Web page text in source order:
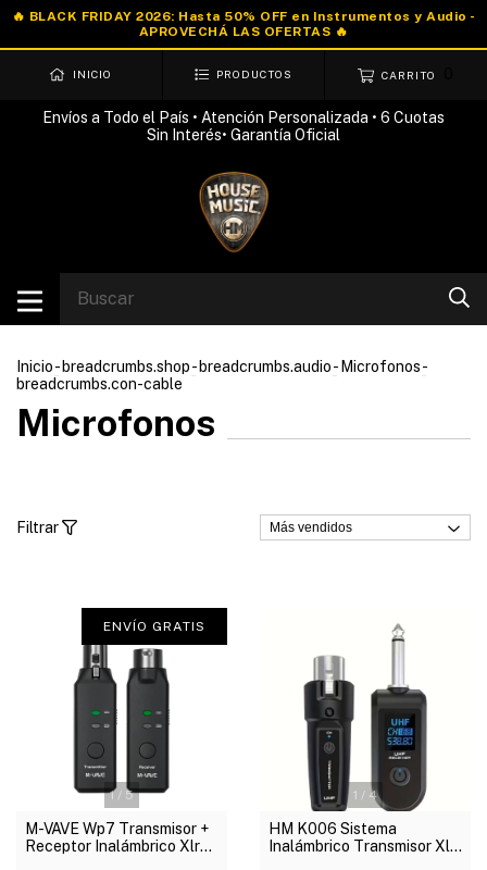
INICIO PRODUCTOS CARRITO
Envíos a Todo el País • Atención Personalizada • 6 Cuotas
Sin Interés• Garantía Oficial
Inicio- breadcrumbs.shop- breadcrumbs.audio- Microfonos-
breadcrumbs.con-cable
Microfonos
Filtrar
1/ 5
ENVÍO GRATIS
M-VAVE Wp7 Transmisor +
Receptor Inalámbrico Xlr
1 / 4
HM K006 Sistema
Inalámbrico Transmisor Xlr